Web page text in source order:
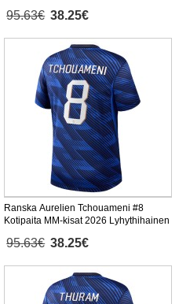
95.63€ 38.25€
Ranska Aurelien Tchouameni #8
Kotipaita MM-kisat 2026 Lyhythihainen
95.63€ 38.25€